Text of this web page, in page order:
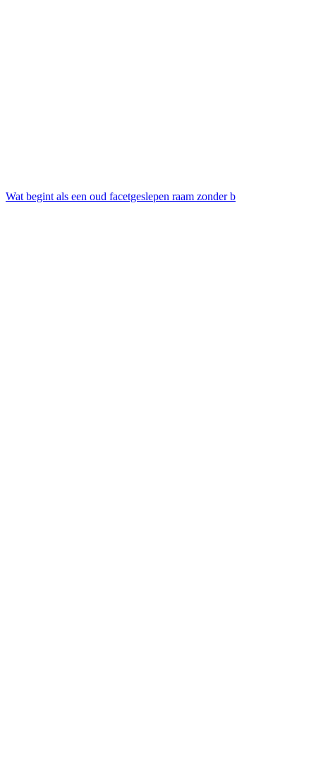
Wat begint als een oud facetgeslepen raam zonder b